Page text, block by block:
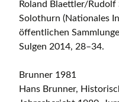
Roland Blaettler/Rudolf
Solothurn (Nationales
öffentlichen
Sulgen 2014, 28–34.
Brunner 1981
Hans Brunner,